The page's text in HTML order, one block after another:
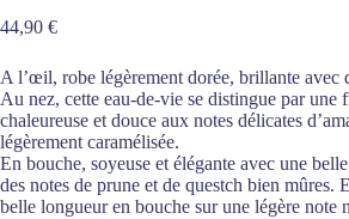
44,90 €
A l’œil, robe légèrement dorée, brillante avec
Au nez, cette eau-de-vie se distingue par une
chaleureuse et douce aux notes délicates
légèrement caramélisée.
En bouche, soyeuse et élégante avec une
des notes de prune et de questch bien mûres.
belle longueur en bouche sur une légère note